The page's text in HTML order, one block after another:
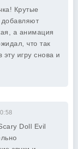
Крутые
а анимация
что так
эту игру снова и
Doll Evil